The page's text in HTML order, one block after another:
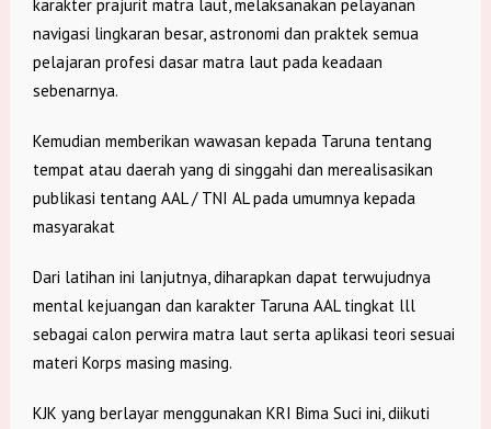
karakter prajurit matra laut, melaksanakan pelayanan
navigasi lingkaran besar, astronomi dan praktek semua
pelajaran profesi dasar matra laut pada keadaan
sebenarnya.
Kemudian memberikan wawasan kepada Taruna tentang
tempat atau daerah yang di singgahi dan merealisasikan
publikasi tentang AAL / TNI AL pada umumnya kepada
masyarakat
Dari latihan ini lanjutnya, diharapkan dapat terwujudnya
mental kejuangan dan karakter Taruna AAL tingkat lll
sebagai calon perwira matra laut serta aplikasi teori sesuai
materi Korps masing masing.
KJK yang berlayar menggunakan KRI Bima Suci ini, diikuti